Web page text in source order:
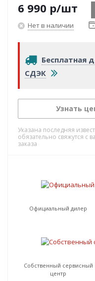
6 990 р/шт
Нет в наличии
Бесплатная
СДЭК
Узнать
Указана последняя
обязательно свяжутся с
заказа
Официальный дилер
Собственный сервисный
центр